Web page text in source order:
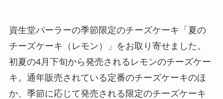
資生堂パーラーの季節限定のチーズケーキ「夏の
チーズケーキ（レモン）」をお取り寄せました。
初夏の4月下旬から発売されるレモンのチーズケー
キ。通年販売されている定番のチーズケーキのほ
か、季節に応じて発売される限定のチーズケーキ